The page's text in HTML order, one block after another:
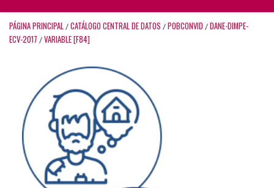
PÁGINA PRINCIPAL / CATÁLOGO CENTRAL DE DATOS / POBCONVID / DANE-DIMPE-
ECV-2017 / VARIABLE [F84]